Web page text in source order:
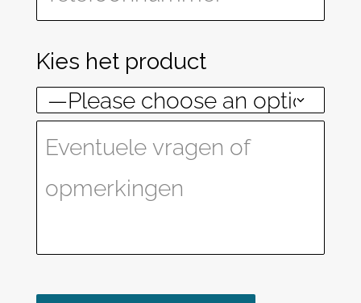
Kies het product